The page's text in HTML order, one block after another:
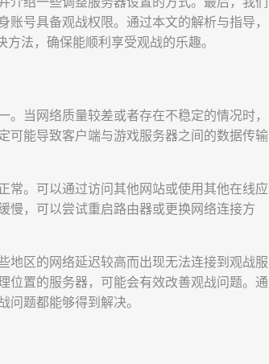
号具备观战权限。通过本文的解析与指导，
法，确保能顺利享受观战的乐趣。
当网络质量较差或者存在不稳定的情况时，
可能导致客户端与游戏服务器之间的数据传输
常。可以通过访问其他网站或使用其他在线应
慢，可以尝试重启路由器或更换网络连接方
地区的网络延迟较高而出现无法连接到观战服
位置的服务器，可能会有效改善观战问题。通
题都能够得到解决。